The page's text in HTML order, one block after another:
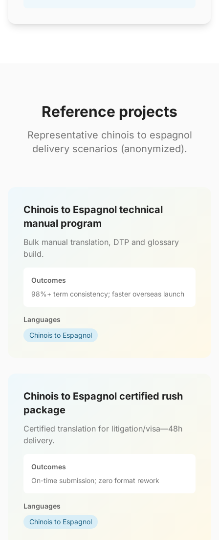
Reference projects
Representative chinois to espagnol
delivery scenarios (anonymized).
Chinois to Espagnol technical
manual program
Bulk manual translation, DTP and glossary
build.
Outcomes
98%+ term consistency; faster overseas launch
Languages
Chinois to Espagnol
Chinois to Espagnol certified rush
package
Certified translation for litigation/visa—48h
delivery.
Outcomes
On-time submission; zero format rework
Languages
Chinois to Espagnol